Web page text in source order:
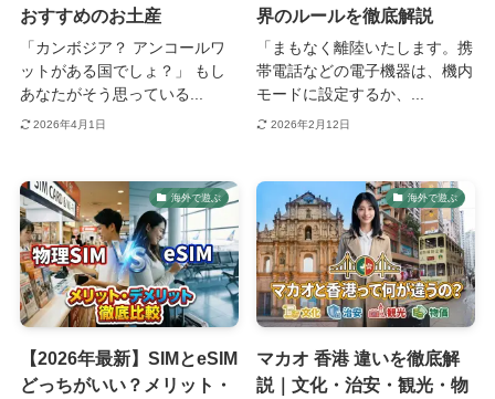
おすすめのお土産
「カンボジア？ アンコールワ
ットがある国でしょ？」 もし
あなたがそう思っている...
2026年4月1日
界のルールを徹底解説
「まもなく離陸いたします。携
帯電話などの電子機器は、機内
モードに設定するか、...
2026年2月12日
海外で遊ぶ
【2026年最新】SIMとeSIM
どっちがいい？メリット・
海外で遊ぶ
マカオ 香港 違いを徹底解
説｜文化・治安・観光・物